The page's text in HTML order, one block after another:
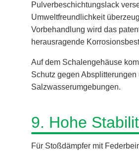
Pulverbeschichtungslack
Umweltfreundlichkeit
Vorbehandlung wird das
herausragende
Auf dem Schalengehäuse
Schutz gegen
Salzwasserumgebungen.
9. Hohe
Für Stoßdämpfer mit